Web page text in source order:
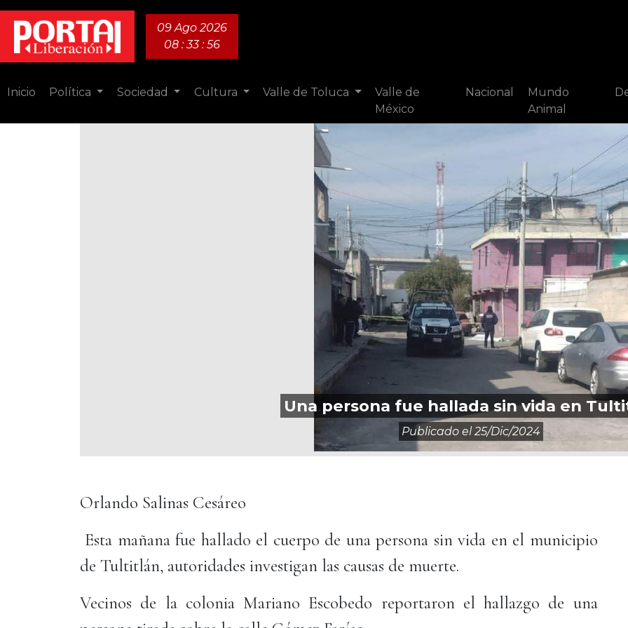
09 Ago 2026
08 : 33 : 57
Inicio Política Sociedad Cultura Valle de Toluca
Valle de
México
Nacional
Mundo
Animal
Una persona fue hallada sin vida en
Publicado el25/dic/2024
Orlando Salinas Cesáreo
Esta mañana fue hallado el cuerpo de una persona sin vida en el municipio
de Tultitlán, autoridades investigan las causas de muerte.
Vecinos de la colonia Mariano Escobedo reportaron el hallazgo de una